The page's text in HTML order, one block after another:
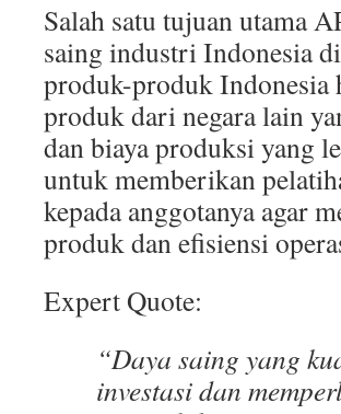
Salah satu tujuan utama
saing industri Indonesia
produk-produk Indonesia
produk dari negara lain
dan biaya produksi yang
untuk memberikan
kepada anggotanya agar
produk dan efisiensi
Expert Quote:
“Daya saing yang
investasi dan